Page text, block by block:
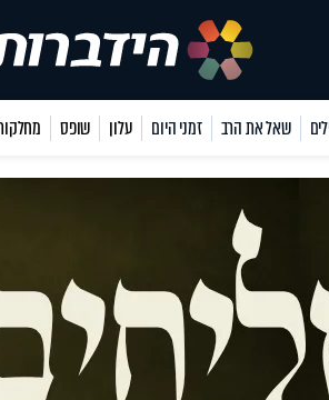
שאל את הרב זמני היום עלון שופס